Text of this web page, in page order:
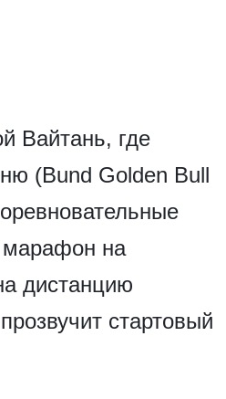
Вайтань, где
(Bund Golden Bull
марафон на
дистанцию
стартовый